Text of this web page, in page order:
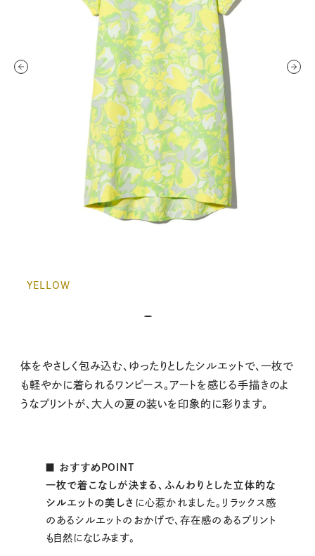
YELLOW
体をやさしく包み込む、ゆったりとしたシルエットで、一枚で
も軽やかに着られるワンピース。アートを感じる手描きのよ
うなプリントが、大人の夏の装いを印象的に彩ります。
■ おすすめPOINT
一枚で着こなしが決まる、ふんわりとした立体的な
シルエットの美しさ に心惹かれました。リラックス感
のあるシルエットのおかげで、存在感のあるプリント
も自然になじみます。